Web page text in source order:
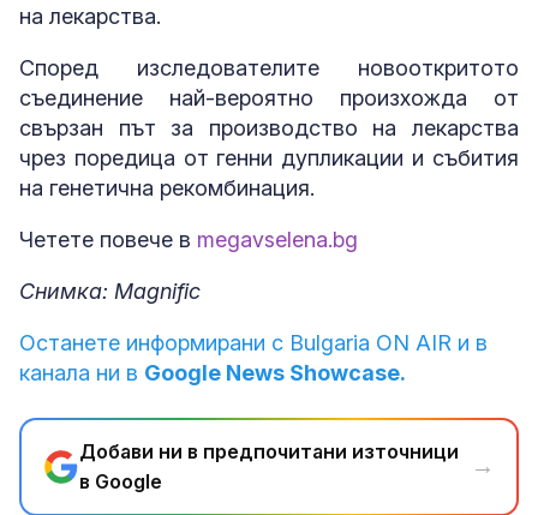
на лекарства.
Според изследователите новооткритото
съединение най-вероятно произхожда от
свързан път за производство на лекарства
чрез поредица от генни дупликации и събития
на генетична рекомбинация.
Четете повече в megavselena.bg
Снимка: Magnific
Останете информирани с Bulgaria ON AIR и в
канала ни в Google News Showcase.
Добави ни в предпочитани източници
в Google
→